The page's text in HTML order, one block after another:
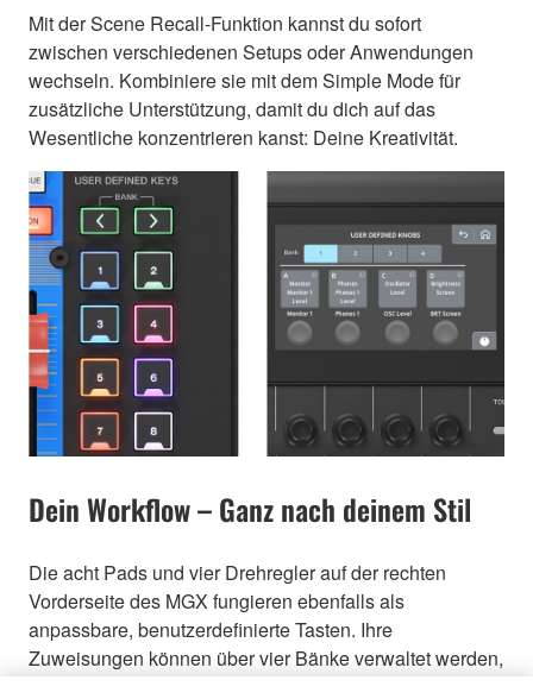
Mit der Scene Recall-Funktion kannst du sofort
zwischen verschiedenen Setups oder Anwendungen
wechseln. Kombiniere sie mit dem Simple Mode für
zusätzliche Unterstützung, damit du dich auf das
Wesentliche konzentrieren kanst: Deine Kreativität.
Dein Workflow – Ganz nach deinem Stil
Die acht Pads und vier Drehregler auf der rechten
Vorderseite des MGX fungieren ebenfalls als
anpassbare, benutzerdefinierte Tasten. Ihre
Zuweisungen können über vier Bänke verwaltet werden,